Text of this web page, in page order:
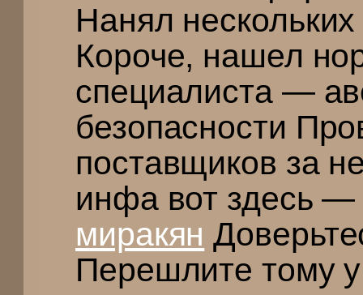
Нанял
Короче, нашел
специалиста —
безопасности
поставщиков за
инфа вот здесь
миракян
Перешлите тому у